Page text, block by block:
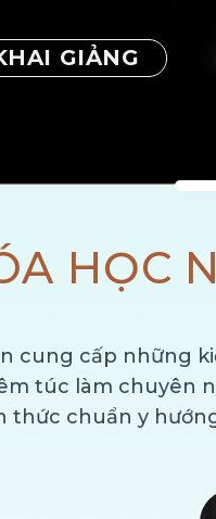
GIẢNG
HỌC
cung cấp những
túc làm chuyên
thức chuẩn y